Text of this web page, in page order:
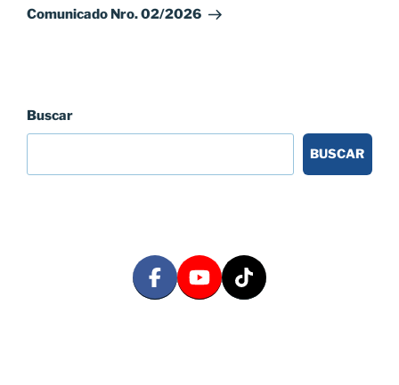
entrada
Comunicado Nro. 02/2026
Buscar
BUSCAR